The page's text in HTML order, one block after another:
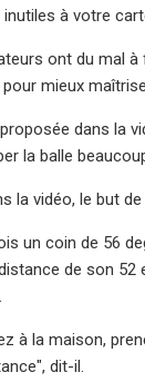
à votre
ont du mal
mieux
dans la
la balle
la vidéo, le but
un coin de 56
de son
à la maison,
dit-il.